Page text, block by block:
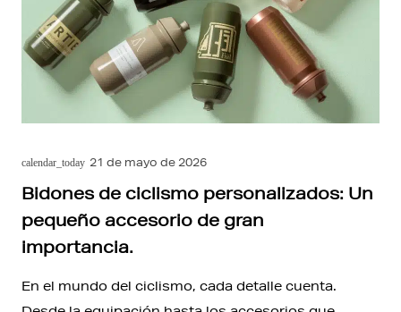
calendar_today 21 de mayo de 2026
Bidones de ciclismo personalizados: Un
pequeño accesorio de gran
importancia.
En el mundo del ciclismo, cada detalle cuenta.